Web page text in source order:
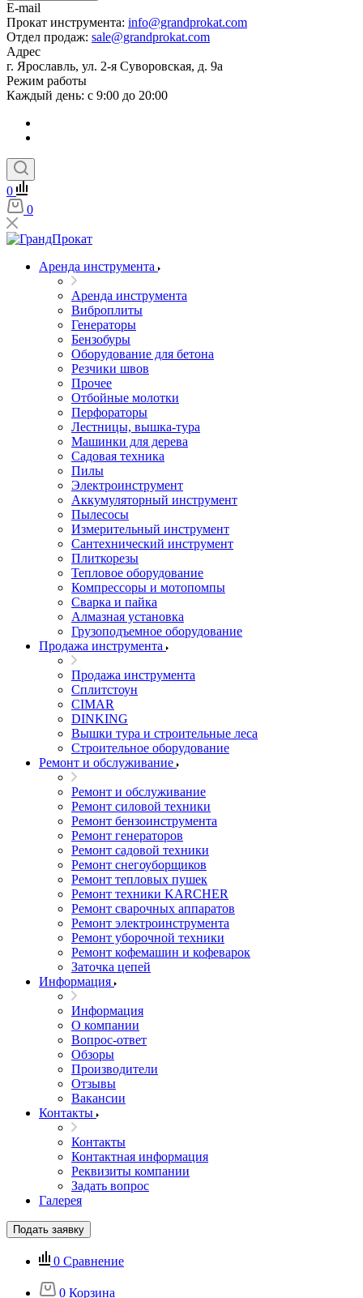
E-mail
Прокат инструмента: info@grandprokat.com
Отдел продаж: sale@grandprokat.com
Адрес
г. Ярославль, ул. 2-я Суворовская, д. 9а
Режим работы
Каждый день: с 9:00 до 20:00
0
0
Аренда инструмента
Аренда инструмента
Виброплиты
Генераторы
Бензобуры
Оборудование для бетона
Резчики швов
Прочее
Отбойные молотки
Перфораторы
Лестницы, вышка-тура
Машинки для дерева
Садовая техника
Пилы
Электроинструмент
Аккумуляторный инструмент
Пылесосы
Измерительный инструмент
Сантехнический инструмент
Плиткорезы
Тепловое оборудование
Компрессоры и мотопомпы
Сварка и пайка
Алмазная установка
Грузоподъемное оборудование
Продажа инструмента
Продажа инструмента
Сплитстоун
CIMAR
DINKING
Вышки тура и строительные леса
Строительное оборудование
Ремонт и обслуживание
Ремонт и обслуживание
Ремонт силовой техники
Ремонт бензоинструмента
Ремонт генераторов
Ремонт садовой техники
Ремонт снегоуборщиков
Ремонт тепловых пушек
Ремонт техники KARCHER
Ремонт сварочных аппаратов
Ремонт электроинструмента
Ремонт уборочной техники
Ремонт кофемашин и кофеварок
Заточка цепей
Информация
Информация
О компании
Вопрос-ответ
Обзоры
Производители
Отзывы
Вакансии
Контакты
Контакты
Контактная информация
Реквизиты компании
Задать вопрос
Галерея
Подать заявку
0 Сравнение
0 Корзина